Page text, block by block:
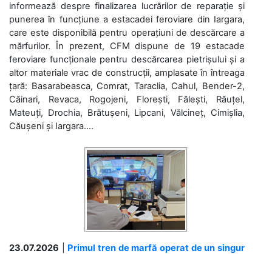
informează despre finalizarea lucrărilor de reparație și
punerea în funcțiune a estacadei feroviare din Iargara,
care este disponibilă pentru operațiuni de descărcare a
mărfurilor. În prezent, CFM dispune de 19 estacade
feroviare funcționale pentru descărcarea pietrișului și a
altor materiale vrac de construcții, amplasate în întreaga
țară: Basarabeasca, Comrat, Taraclia, Cahul, Bender-2,
Căinari, Revaca, Rogojeni, Florești, Fălești, Răuțel,
Mateuți, Drochia, Brătușeni, Lipcani, Vălcineț, Cimișlia,
Căușeni și Iargara....
23.07.2026
Primul tren de marfă operat de un singur